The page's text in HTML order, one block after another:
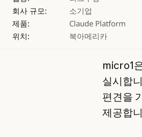
회사 규모:
소기업
제품:
Claude Platform
위치:
북아메리카
micro1
실시합
편견을
제공합